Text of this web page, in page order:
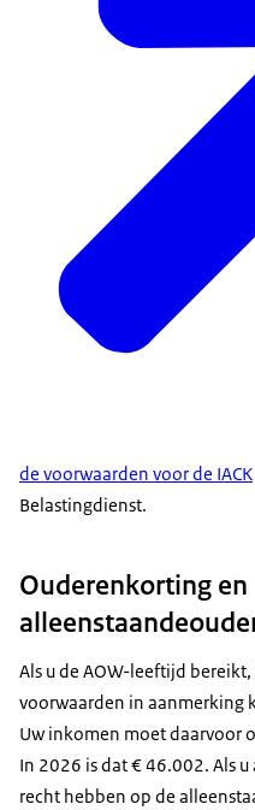
de voorwaarden voor de IACK
Belastingdienst.
Ouderenkorting en
Als u de AOW-leeftijd
voorwaarden in aanmerking
Uw inkomen moet daarvoor
In 2026 is dat € 46.002. Als
recht hebben op de